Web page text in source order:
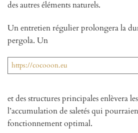
des autres éléments naturels.
Un entretien régulier prolongera la
pergola. Un
https://cocooon.eu
et des structures principales enlèvera
l’accumulation de saletés qui
fonctionnement optimal.